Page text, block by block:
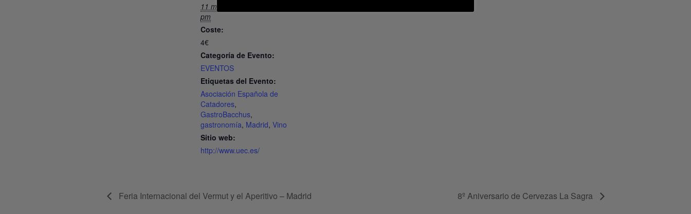
11 marzo, 2019 @ 11:30
pm
Coste:
4€
Categoría de Evento:
EVENTOS
Etiquetas del Evento:
Asociación Española de
Catadores,
GastroBacchus,
gastronomía, Madrid, Vino
Sitio web:
http://www.uec.es/
Feria Internacional del Vermut y el Aperitivo – Madrid 8º Aniversario de Cervezas La Sagra